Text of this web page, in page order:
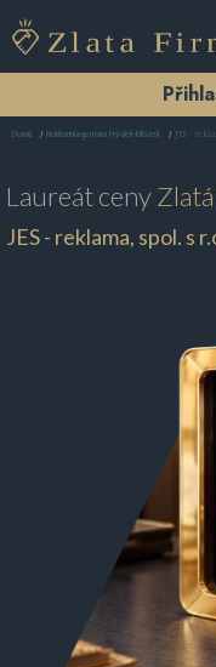
Domů Reklamní agentura Frýdek-Místek JES -
Laureát ceny
JES - reklama, spol. s